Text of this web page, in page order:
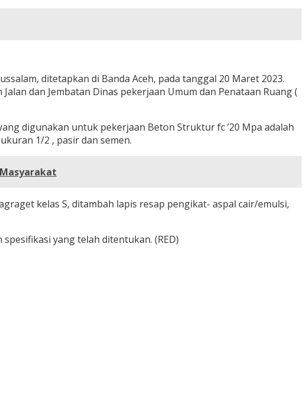
ditetapkan di Banda Aceh, pada tanggal 20 Maret 2023.
dan Jembatan Dinas pekerjaan Umum dan Penataan Ruang (
digunakan untuk pekerjaan Beton Struktur fc ’20 Mpa adalah
1/2 , pasir dan semen.
kelas S, ditambah lapis resap pengikat- aspal cair/emulsi,
yang telah ditentukan. (RED)